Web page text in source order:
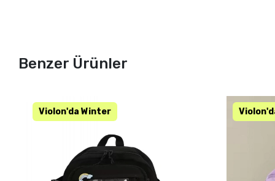
Benzer Ürünler